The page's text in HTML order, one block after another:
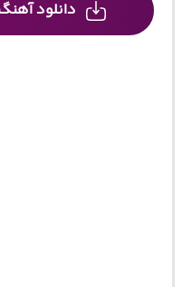
دانلود آهنگ